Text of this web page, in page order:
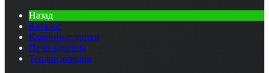
Назад
Каталог
Каминные топки
Печи-камины
Теплоизоляция